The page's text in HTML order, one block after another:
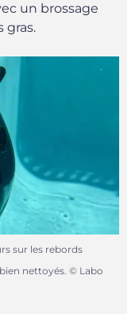
un brossage
gras.
sur les rebords
nettoyés. © Labo